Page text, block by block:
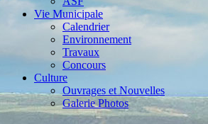
Vie Municipale
Calendrier
Environnement
Travaux
Concours
Culture
Ouvrages et Nouvelles
Galerie Photos